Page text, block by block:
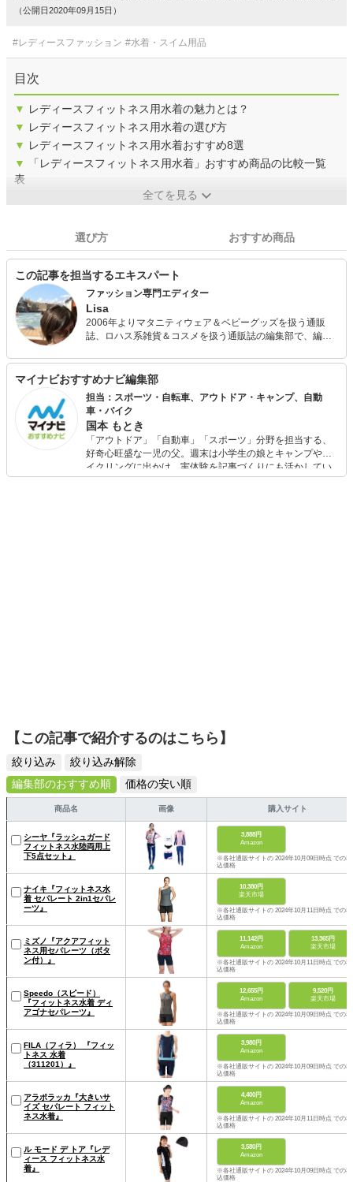
（公開日2020年09月15日）
#レディースファッション #水着・スイム用品
目次
▼ レディースフィットネス用水着の魅力とは？
▼ レディースフィットネス用水着の選び方
▼ レディースフィットネス用水着おすすめ8選
▼
「レディースフィットネス用水着」おすすめ商品の比較一覧
表
全てを見る
選び方 おすすめ商品
この記事を担当するエキスパート
ファッション専門エディター
Lisa
2006年よりマタニティウェア＆ベビーグッズを扱う通販
誌、ロハス系雑貨＆コスメを扱う通販誌の編集部で、編集
某出版社の女性ファッション誌編集部に移籍。４年間在籍
し、ファッションエディターとしての経験を積む。その
後、４年間カタールでの海外生活を経験。その間もフリー
ランスライターとして、ファッション誌やブランドムッ
ク、子育て情報アプリなどの執筆にあたる。 現在はファッ
ションカテゴリに留まらず、海外生活や子育ての経験を生
かし、WEBライターやメディアディレクターとしても活動
中。
マイナビおすすめナビ編集部
担当：スポーツ・自転車、アウトドア・キャンプ、自動
車・バイク
国本 もとき
「アウトドア」「自動車」「スポーツ」分野を担当する、
好奇心旺盛な一児の父。週末は小学生の娘とキャンプやサ
イクリングに出かけ、実体験を記事づくりにも活かしてい
ます。読者の「知りたい」を分かりやすく届けることをモ
【この記事で紹介するのはこちら】
絞り込み
絞り込み解除
編集部のおすすめ順
価格の安い順
商品名 画像 購入サイト
シーヤ『ラッシュガード
フィットネス水陸両用上
下5点セット』
3,888円
Amazon
※各社通販サイトの 2024年10月09日時点 での税
込価格
ナイキ『フィットネス水
着 セパレート 2in1セパレ
ーツ』
10,380円
楽天市場
※各社通販サイトの 2024年10月11日時点 での税
込価格
ミズノ『アクアフィット
ネス用セパレーツ（ボタ
ン付）』
11,142円
Amazon
13,365円
楽天市場
※各社通販サイトの 2024年10月11日時点 での税
込価格
Speedo（スピード）
『フィットネス水着 ディ
アゴナセパレーツ』
12,655円
Amazon
9,520円
楽天市場
※各社通販サイトの 2024年10月09日時点 での税
込価格
FILA（フィラ） 『フィッ
トネス 水着
（311201）』
3,980円
Amazon
※各社通販サイトの 2024年10月09日時点 での税
込価格
アラポラッカ『大きいサ
イズ セパレート フィット
ネス水着』
4,400円
Amazon
※各社通販サイトの 2024年10月11日時点 での税
込価格
ル モード デ トア『レデ
ィース フィットネス水
着』
3,580円
Amazon
※各社通販サイトの 2024年10月09日時点 での税
込価格